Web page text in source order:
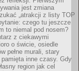
jest zmiana
„atrakcji z listy TOP
czego tu jeszcze
to niemal pod nosem?
z ciekawymi
o świcie, osiedle
pełne murali, stary
inne czasy. Gdy
region jak cel